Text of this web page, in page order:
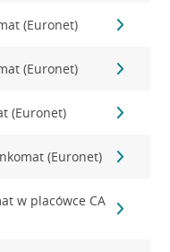
(Euronet)
(Euronet)
(Euronet)
(Euronet)
w placówce CA